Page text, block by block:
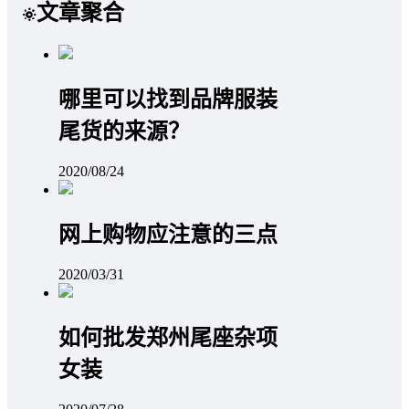
文章聚合
哪里可以找到品牌服装
尾货的来源？
2020/08/24
网上购物应注意的三点
2020/03/31
如何批发郑州尾座杂项
女装